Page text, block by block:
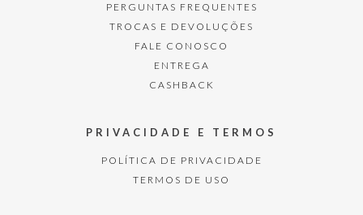
PERGUNTAS FREQUENTES
TROCAS E DEVOLUÇÕES
FALE CONOSCO
ENTREGA
CASHBACK
PRIVACIDADE E TERMOS
POLÍTICA DE PRIVACIDADE
TERMOS DE USO